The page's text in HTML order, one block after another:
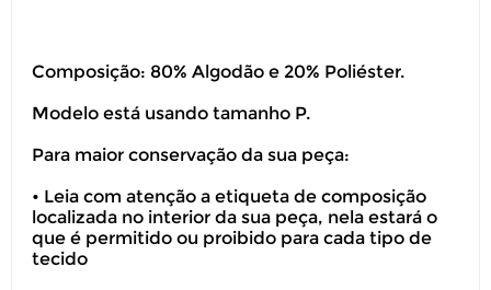
Composição: 80% Algodão e 20% Poliéster.
Modelo está usando tamanho P.
Para maior conservação da sua peça:
• Leia com atenção a etiqueta de composição
localizada no interior da sua peça, nela estará o
que é permitido ou proibido para cada tipo de
tecido